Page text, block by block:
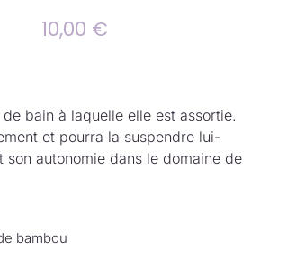
10,00 €
bain à laquelle elle est assortie.
et pourra la suspendre lui-
autonomie dans le domaine de
bambou